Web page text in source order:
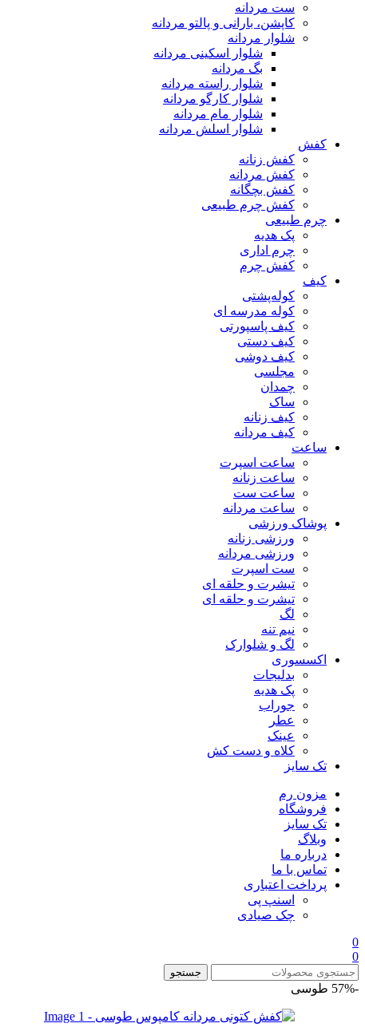
ست مردانه
کاپشن، بارانی و پالتو مردانه
شلوار مردانه
شلوار اسکینی مردانه
بگ مردانه
شلوار راسته مردانه
شلوار کارگو مردانه
شلوار مام مردانه
شلوار اسلش مردانه
کفش
کفش زنانه
کفش مردانه
کفش بچگانه
کفش چرم طبیعی
چرم طبیعی
پک هدیه
چرم اداری
کفش چرم
کیف
کوله‌پشتی
کوله مدرسه ای
کیف پاسپورتی
کیف دستی
کیف دوشی
مجلسی
چمدان
ساک
کیف زنانه
کیف مردانه
ساعت
ساعت اسپرت
ساعت زنانه
ساعت ست
ساعت مردانه
پوشاک ورزشی
ورزشی زنانه
ورزشی مردانه
ست اسپرت
تیشرت و حلقه ای
تیشرت و حلقه ای
لگ
نیم تنه
لگ و شلوارک
اکسسوری
بدلیجات
پک هدیه
جوراب
عطر
عینک
کلاه و دست کش
تک سایز
مزون رم
فروشگاه
تک سایز
وبلاگ
درباره ما
تماس با ما
پرداخت اعتباری
اسنپ پی
چک صیادی
0
0
جستجو
-57% طوسی